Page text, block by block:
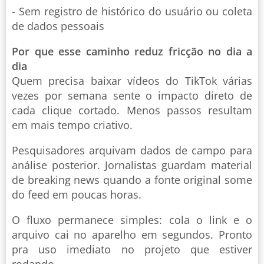
- Sem registro de histórico do usuário ou coleta
de dados pessoais
Por que esse caminho reduz fricção no dia a
dia
Quem precisa baixar vídeos do TikTok várias
vezes por semana sente o impacto direto de
cada clique cortado. Menos passos resultam
em mais tempo criativo.
Pesquisadores arquivam dados de campo para
análise posterior. Jornalistas guardam material
de breaking news quando a fonte original some
do feed em poucas horas.
O fluxo permanece simples: cola o link e o
arquivo cai no aparelho em segundos. Pronto
pra uso imediato no projeto que estiver